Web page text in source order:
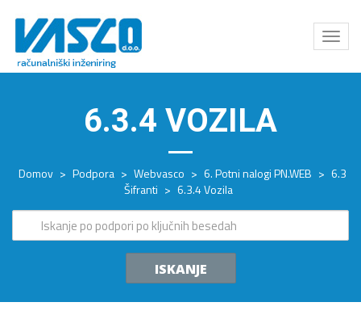
Odpri
meni
6.3.4 VOZILA
Domov > Podpora > Webvasco > 6. Potni nalogi PN.WEB > 6.3
Šifranti > 6.3.4 Vozila
ISKANJE